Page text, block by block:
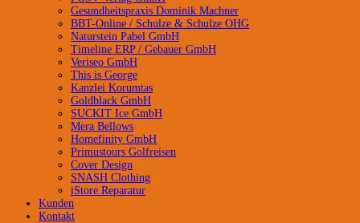
Gesundheitspraxis Dominik Machner
BBT-Online / Schulze & Schulze OHG
Naturstein Pabel GmbH
Timeline ERP / Gebauer GmbH
Veriseo GmbH
This is George
Kanzlei Korumtas
Goldblack GmbH
SUCKIT Ice GmbH
Mera Bellows
Homefinity GmbH
Primustours Golfreisen
Cover Design
SNASH Clothing
iStore Reparatur
Kunden
Kontakt